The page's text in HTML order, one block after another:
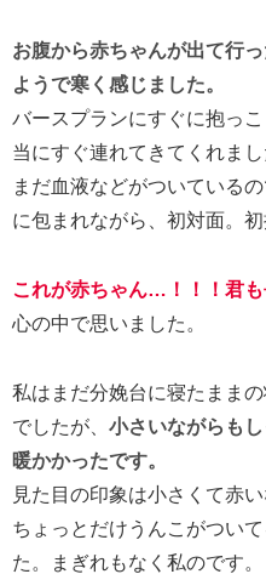
お腹から赤ちゃんが出て行
ようで寒く感じました。
バースプランにすぐに抱っ
当にすぐ連れてきてくれまし
まだ血液などがついている
に包まれながら、初対面。初
これが赤ちゃん…！！！君も
心の中で思いました。
私はまだ分娩台に寝たまま
でしたが、 小さいながらも
暖かかったです。
見た目の印象は小さくて赤
ちょっとだけうんこがつい
た。まぎれもなく私のです。